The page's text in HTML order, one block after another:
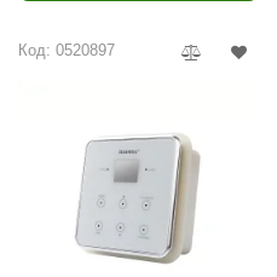
Код: 0520897